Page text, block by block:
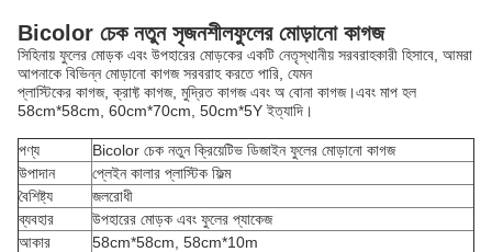
Bicolor চেক নতুন সৃজনশীলফুলের মোড়ানো কাগজ
সিহিনায় ফুলের মোড়ক এবং উপহারের মোড়কের একটি নেতৃস্থানীয় সরবরাহকারী হিসাবে, আমরা
আপনাকে বিভিন্ন মোড়ানো কাগজ সরবরাহ করতে পারি, যেমন
প্লাস্টিকের কাগজ, ক্রাফ্ট কাগজ, মুদ্রিত কাগজ এবং অ বোনা কাগজ।এবং মাপ হল
58cm*58cm, 60cm*70cm, 50cm*5Y ইত্যাদি।
পণ্য
Bicolor চেক নতুন ক্রিয়েটিভ ডিজাইন ফুলের মোড়ানো কাগজ
উপাদান
প্লেইন কালার প্লাস্টিক ফিল্ম
বৈশিষ্ট্য
জলরোধী
ব্যবহার
উপহারের মোড়ক এবং ফুলের প্যাকেজ
আকার
58cm*58cm, 58cm*10m